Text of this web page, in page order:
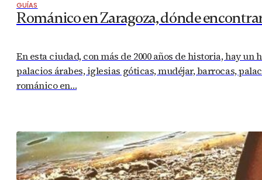
GUÍAS
Románico en Zaragoza, dónde
En esta ciudad, con más de 2000 años de historia, hay
palacios árabes, iglesias góticas, mudéjar, barrocas,
románico en…